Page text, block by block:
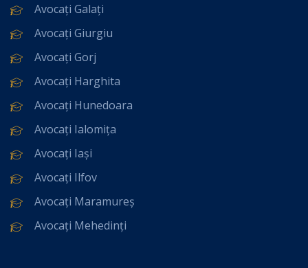
Avocați Galați
Avocați Giurgiu
Avocați Gorj
Avocați Harghita
Avocați Hunedoara
Avocați Ialomița
Avocați Iași
Avocați Ilfov
Avocați Maramureș
Avocați Mehedinți